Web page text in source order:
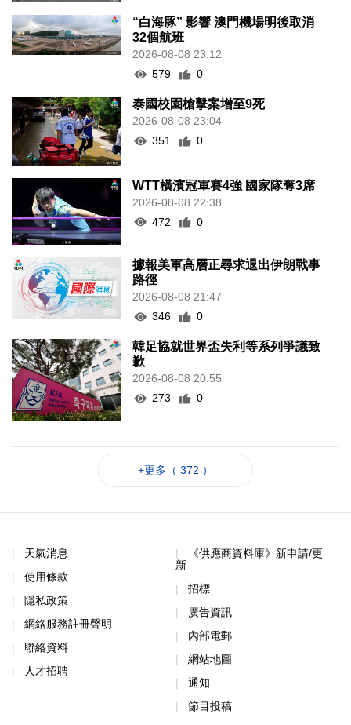
“白海豚” 影響 澳門機場明後取消
32個航班
2026-08-08 23:12
579
0
泰國校園槍擊案增至9死
2026-08-08 23:04
351
0
WTT橫濱冠軍賽4強 國家隊奪3席
2026-08-08 22:38
472
0
據報美軍高層正尋求退出伊朗戰事
路徑
2026-08-08 21:47
346
0
韓足協就世界盃失利等系列爭議致
歉
2026-08-08 20:55
273
0
+更多（ 372 ）
天氣消息
使用條款
隱私政策
網絡服務註冊聲明
聯絡資料
人才招聘
《供應商資料庫》新申請/更
新
招標
廣告資訊
內部電郵
網站地圖
通知
節目投稿